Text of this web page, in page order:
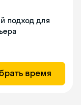
подход для
время